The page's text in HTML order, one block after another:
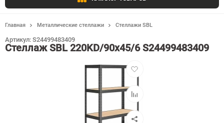
Главная Металлические стеллажи Стеллажи SBL
Стеллаж SBL 220KD/90x45/6 S24499483409
Артикул: S24499483409
Добавить
избранное
Добавить
сравнению